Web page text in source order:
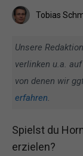
Tobias
Unsere
verlinken u.a.
von denen wir
erfahren.
Spielst du
erzielen?